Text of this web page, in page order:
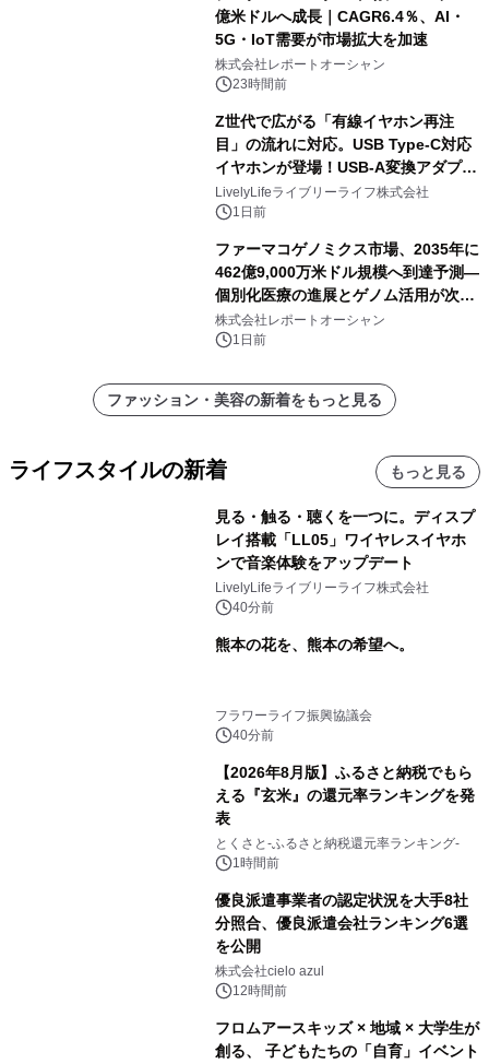
億米ドルへ成長｜CAGR6.4％、AI・
5G・IoT需要が市場拡大を加速
株式会社レポートオーシャン
23時間前
Z世代で広がる「有線イヤホン再注
目」の流れに対応。USB Type-C対応
イヤホンが登場！USB-A変換アダプタ
ー付きでスマホからパソコンまで幅広
く活用可能
LivelyLifeライブリーライフ株式会社
1日前
ファーマコゲノミクス市場、2035年に
462億9,000万米ドル規模へ到達予測―
個別化医療の進展とゲノム活用が次世
代ヘルスケア投資を加速
株式会社レポートオーシャン
1日前
ファッション・美容の新着をもっと見る
ライフスタイルの新着 もっと見る
見る・触る・聴くを一つに。ディスプ
レイ搭載「LL05」ワイヤレスイヤホ
ンで音楽体験をアップデート
LivelyLifeライブリーライフ株式会社
40分前
熊本の花を、熊本の希望へ。
フラワーライフ振興協議会
40分前
【2026年8月版】ふるさと納税でもら
える『玄米』の還元率ランキングを発
表
とくさと-ふるさと納税還元率ランキング-
1時間前
優良派遣事業者の認定状況を大手8社
分照合、優良派遣会社ランキング6選
を公開
株式会社cielo azul
12時間前
フロムアースキッズ × 地域 × 大学生が
創る、 子どもたちの「自育」イベント